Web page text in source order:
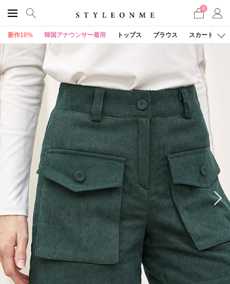
0
新作10% 韓国アナウンサー着用 トップス ブラウス スカート